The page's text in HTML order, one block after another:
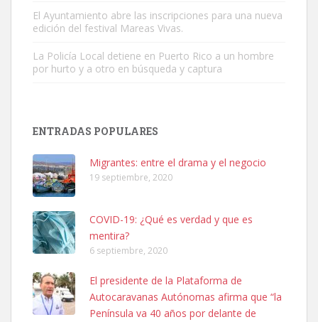
Leales.org » Gran Canaria
9.7.2025
Adopción urgente
hembra, 4 años. Por motivos personales ...
Leales.org » Gran Canaria | 6.7.2025
SHIBA PERDIDO AVDA JOSE MESA Y LOPEZ
PERRO MACHO RAZA SHIBA CON MICROCHIP PERDIDO HOY
El Ayuntamiento abre las inscripciones para una nueva
edición del festival Mareas Vivas.
La Policía Local detiene en Puerto Rico a un hombre
por hurto y a otro en búsqueda y captura
ENTRADAS POPULARES
Migrantes: entre el drama y el negocio
19 septiembre, 2020
COVID-19: ¿Qué es verdad y que es
mentira?
6 septiembre, 2020
El presidente de la Plataforma de
Autocaravanas Autónomas afirma que “la
Península va 40 años por delante de